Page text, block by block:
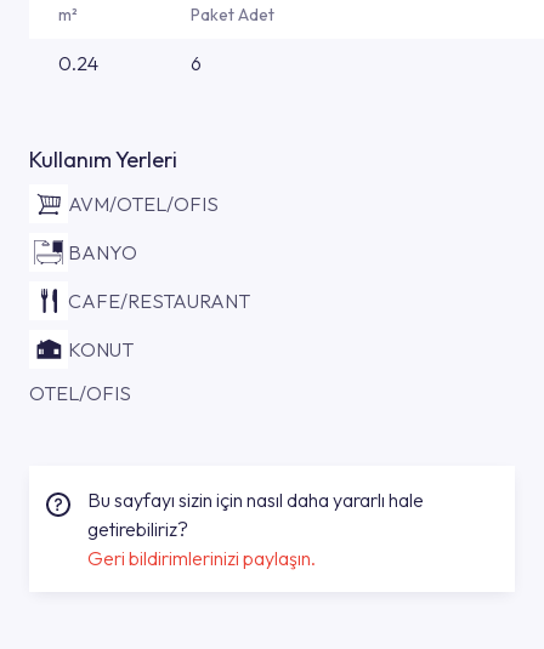
m² Paket Adet
0.24 6
Kullanım Yerleri
AVM/OTEL/OFIS
BANYO
CAFE/RESTAURANT
KONUT
OTEL/OFIS
Bu sayfayı sizin için nasıl daha yararlı hale
getirebiliriz?
Geri bildirimlerinizi paylaşın.